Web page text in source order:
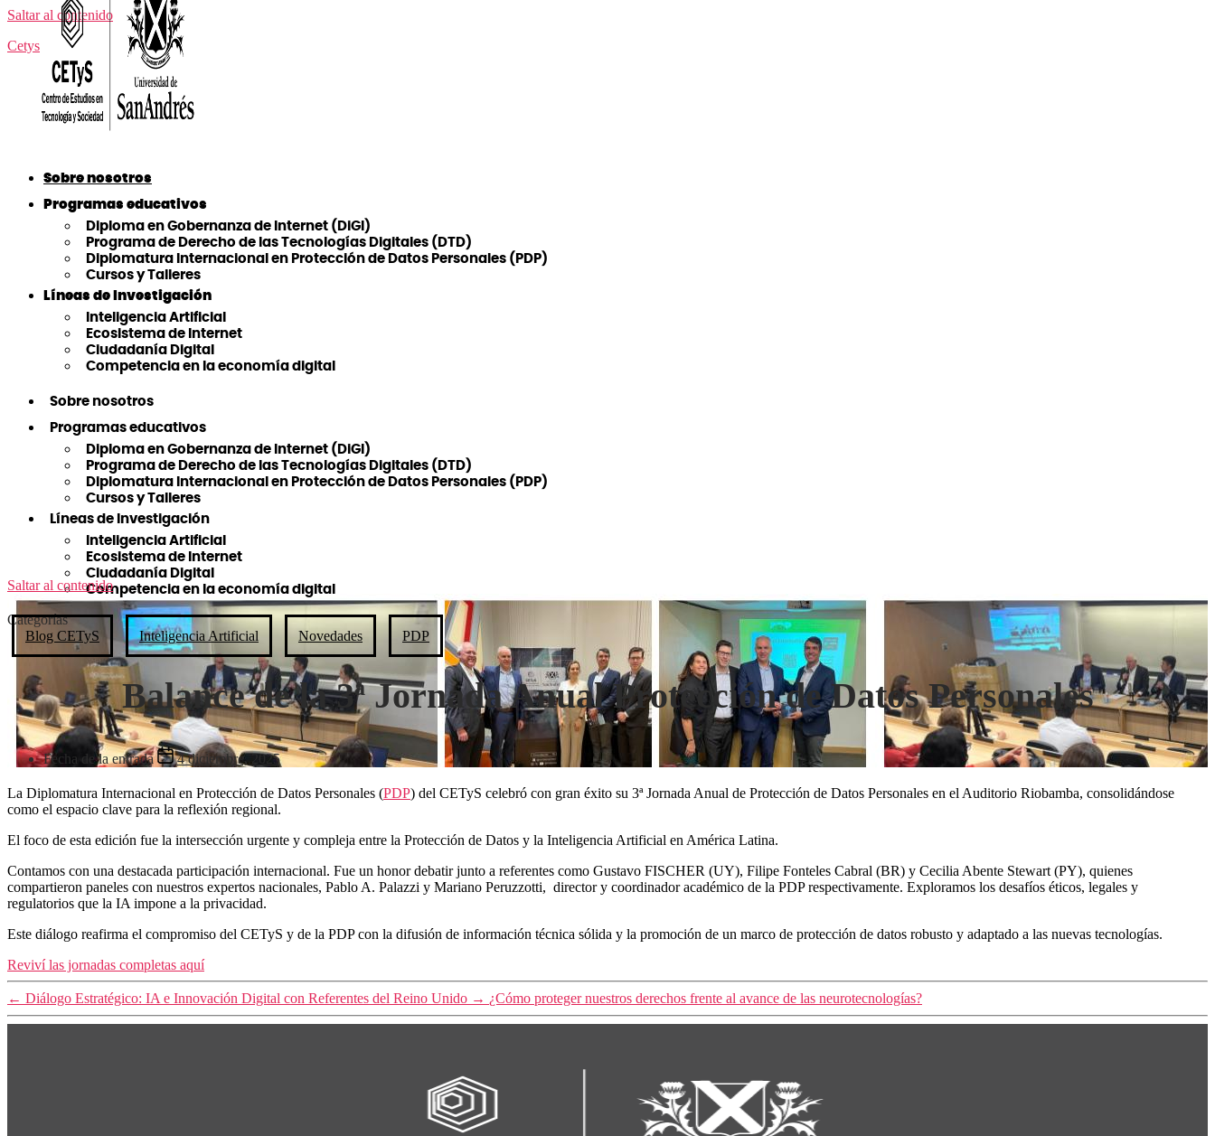
Saltar al contenido
Cetys
Sobre nosotros
Programas educativos
Diploma en Gobernanza de Internet (DiGI)
Programa de Derecho de las Tecnologías Digitales (DTD)
Diplomatura Internacional en Protección de Datos Personales (PDP)
Cursos y Talleres
Líneas de Investigación
Inteligencia Artificial
Ecosistema de Internet
Ciudadanía Digital
Competencia en la economía digital
Sobre nosotros
Programas educativos
Diploma en Gobernanza de Internet (DiGI)
Programa de Derecho de las Tecnologías Digitales (DTD)
Diplomatura Internacional en Protección de Datos Personales (PDP)
Cursos y Talleres
Líneas de Investigación
Inteligencia Artificial
Ecosistema de Internet
Ciudadanía Digital
Competencia en la economía digital
Saltar al contenido
Categorías
Blog CETyS
Inteligencia Artificial Novedades PDP
Balance de la 3ª Jornada Anual Protección de Datos Personales
Fecha de la entrada 4 diciembre, 2025
La Diplomatura Internacional en Protección de Datos Personales (PDP) del CETyS celebró con gran éxito su 3ª Jornada Anual de Protección de Datos Personales en el Auditorio Riobamba, consolidándose
como el espacio clave para la reflexión regional.
El foco de esta edición fue la intersección urgente y compleja entre la Protección de Datos y la Inteligencia Artificial en América Latina.
Contamos con una destacada participación internacional. Fue un honor debatir junto a referentes como Gustavo FISCHER (UY), Filipe Fonteles Cabral (BR) y Cecilia Abente Stewart (PY), quienes
compartieron paneles con nuestros expertos nacionales, Pablo A. Palazzi y Mariano Peruzzotti, director y coordinador académico de la PDP respectivamente. Exploramos los desafíos éticos, legales y
regulatorios que la IA impone a la privacidad.
Este diálogo reafirma el compromiso del CETyS y de la PDP con la difusión de información técnica sólida y la promoción de un marco de protección de datos robusto y adaptado a las nuevas tecnologías.
Reviví las jornadas completas aquí
← Diálogo Estratégico: IA e Innovación Digital con Referentes del Reino Unido → ¿Cómo proteger nuestros derechos frente al avance de las neurotecnologías?